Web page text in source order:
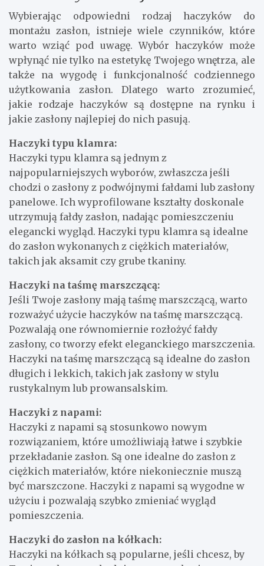
Wybierając odpowiedni rodzaj haczyków do
montażu zasłon, istnieje wiele czynników, które
warto wziąć pod uwagę. Wybór haczyków może
wpłynąć nie tylko na estetykę Twojego wnętrza, ale
także na wygodę i funkcjonalność codziennego
użytkowania zasłon. Dlatego warto zrozumieć,
jakie rodzaje haczyków są dostępne na rynku i
jakie zasłony najlepiej do nich pasują.
Haczyki typu klamra:
Haczyki typu klamra są jednym z
najpopularniejszych wyborów, zwłaszcza jeśli
chodzi o zasłony z podwójnymi fałdami lub zasłony
panelowe. Ich wyprofilowane kształty doskonale
utrzymują fałdy zasłon, nadając pomieszczeniu
elegancki wygląd. Haczyki typu klamra są idealne
do zasłon wykonanych z ciężkich materiałów,
takich jak aksamit czy grube tkaniny.
Haczyki na taśmę marszczącą:
Jeśli Twoje zasłony mają taśmę marszczącą, warto
rozważyć użycie haczyków na taśmę marszczącą.
Pozwalają one równomiernie rozłożyć fałdy
zasłony, co tworzy efekt eleganckiego marszczenia.
Haczyki na taśmę marszczącą są idealne do zasłon
długich i lekkich, takich jak zasłony w stylu
rustykalnym lub prowansalskim.
Haczyki z napami:
Haczyki z napami są stosunkowo nowym
rozwiązaniem, które umożliwiają łatwe i szybkie
przekładanie zasłon. Są one idealne do zasłon z
ciężkich materiałów, które niekoniecznie muszą
być marszczone. Haczyki z napami są wygodne w
użyciu i pozwalają szybko zmieniać wygląd
pomieszczenia.
Haczyki do zasłon na kółkach:
Haczyki na kółkach są popularne, jeśli chcesz, by